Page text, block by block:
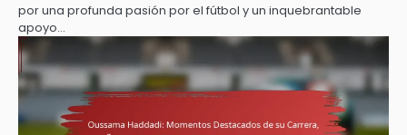
por una profunda pasión por el fútbol y un inquebrantable
apoyo…